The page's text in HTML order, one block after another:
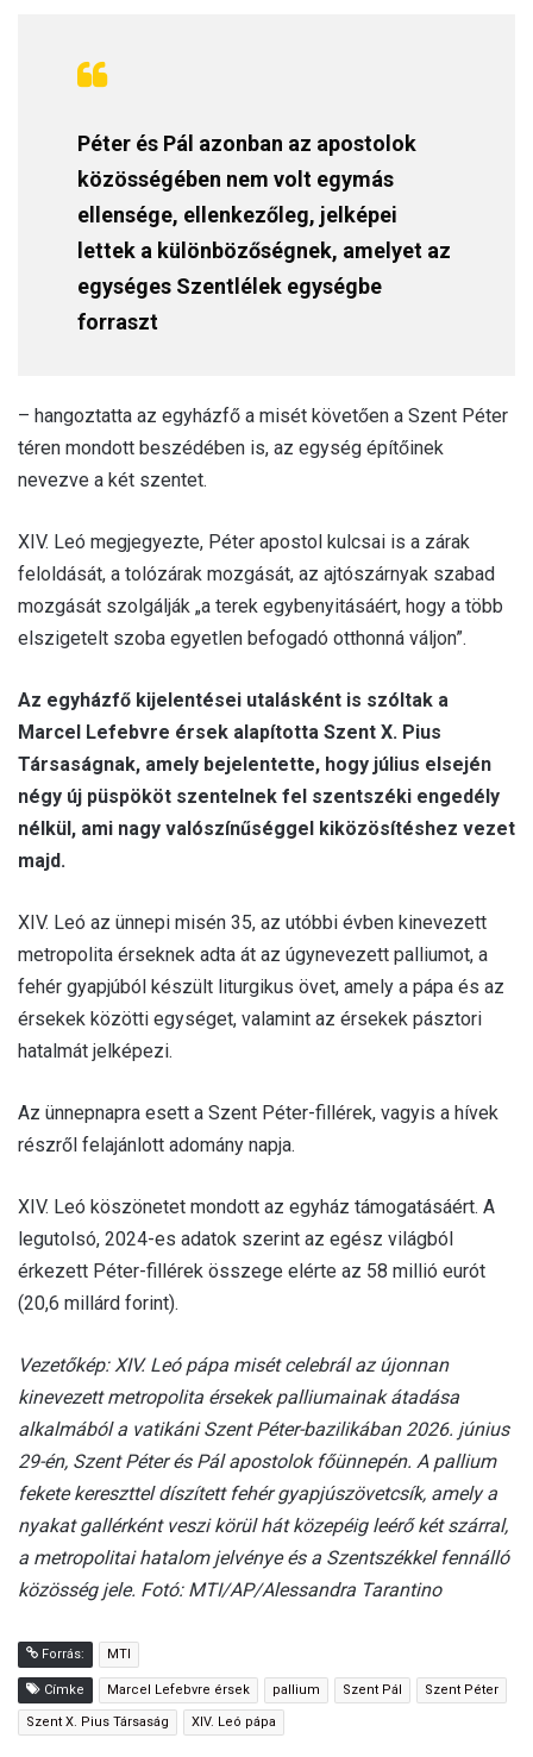
Péter és Pál azonban az apostolok
közösségében nem volt egymás
ellensége, ellenkezőleg, jelképei
lettek a különbözőségnek, amelyet az
egységes Szentlélek egységbe
forraszt
– hangoztatta az egyházfő a misét követően a Szent Péter
téren mondott beszédében is, az egység építőinek
nevezve a két szentet.
XIV. Leó megjegyezte, Péter apostol kulcsai is a zárak
feloldását, a tolózárak mozgását, az ajtószárnyak szabad
mozgását szolgálják „a terek egybenyitásáért, hogy a több
elszigetelt szoba egyetlen befogadó otthonná váljon”.
Az egyházfő kijelentései utalásként is szóltak a
Marcel Lefebvre érsek alapította Szent X. Pius
Társaságnak, amely bejelentette, hogy július elsején
négy új püspököt szentelnek fel szentszéki engedély
nélkül, ami nagy valószínűséggel kiközösítéshez vezet
majd.
XIV. Leó az ünnepi misén 35, az utóbbi évben kinevezett
metropolita érseknek adta át az úgynevezett palliumot, a
fehér gyapjúból készült liturgikus övet, amely a pápa és az
érsekek közötti egységet, valamint az érsekek pásztori
hatalmát jelképezi.
Az ünnepnapra esett a Szent Péter-fillérek, vagyis a hívek
részről felajánlott adomány napja.
XIV. Leó köszönetet mondott az egyház támogatásáért. A
legutolsó, 2024-es adatok szerint az egész világból
érkezett Péter-fillérek összege elérte az 58 millió eurót
(20,6 millárd forint).
Vezetőkép: XIV. Leó pápa misét celebrál az újonnan
kinevezett metropolita érsekek palliumainak átadása
alkalmából a vatikáni Szent Péter-bazilikában 2026. június
29-én, Szent Péter és Pál apostolok főünnepén. A pallium
fekete kereszttel díszített fehér gyapjúszövetcsík, amely a
nyakat gallérként veszi körül hát közepéig leérő két szárral,
a metropolitai hatalom jelvénye és a Szentszékkel fennálló
közösség jele. Fotó: MTI/AP/Alessandra Tarantino
Forrás: MTI
Címke Marcel Lefebvre érsek pallium Szent Pál Szent Péter
Szent X. Pius Társaság XIV. Leó pápa